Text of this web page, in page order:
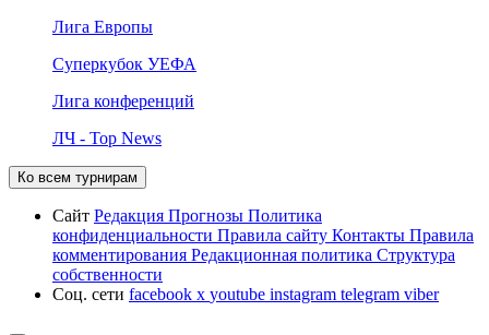
Лига Европы
Суперкубок УЕФА
Лига конференций
ЛЧ - Top News
Ко всем турнирам
Сайт Редакция Прогнозы Политика
конфиденциальности Правила сайту Контакты Правила
комментирования Редакционная политика Структура
собственности
Соц. сети facebook x youtube instagram telegram viber